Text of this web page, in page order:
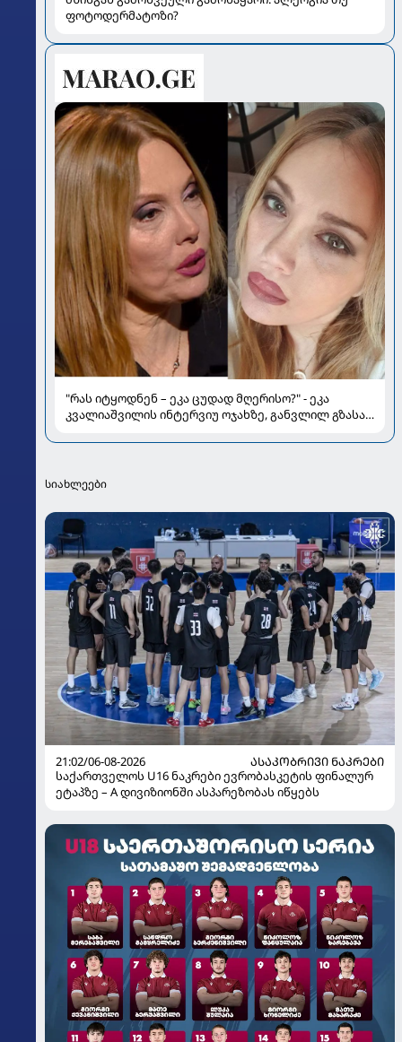
ფოტოდერმატოზი?
"რას იტყოდნენ – ეკა ცუდად მღერისო?" - ეკა
კვალიაშვილის ინტერვიუ ოჯახზე, განვლილ გზასა
სიახლეები
21:02/06-08-2026
ᲐᲡᲐᲙᲝᲑᲠᲘᲕᲘ ᲜᲐᲙᲠᲔᲑᲘ
საქართველოს U16 ნაკრები ევრობასკეტის ფინალურ
ეტაპზე – A დივიზიონში ასპარეზობას იწყებს